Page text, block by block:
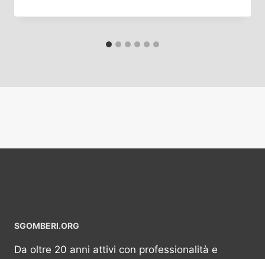
SGOMBERI.ORG
Da oltre 20 anni attivi con professionalità e